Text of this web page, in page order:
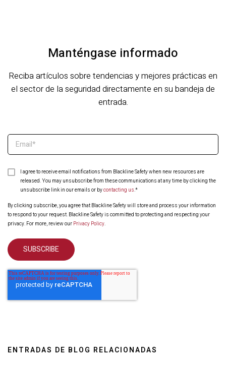
Manténgase informado
Reciba artículos sobre tendencias y mejores prácticas en
el sector de la seguridad directamente en su bandeja de
entrada.
I agree to receive email notifications from Blackline Safety when new resources are
released. You may unsubscribe from these communications at any time by clicking the
unsubscribe link in our emails or bycontacting us.*
By clicking subscribe, you agree that Blackline Safety will store and process your information
to respond to your request. Blackline Safety is committed to protecting and respecting your
privacy. For more, review our Privacy Policy.
ENTRADAS DE BLOG RELACIONADAS